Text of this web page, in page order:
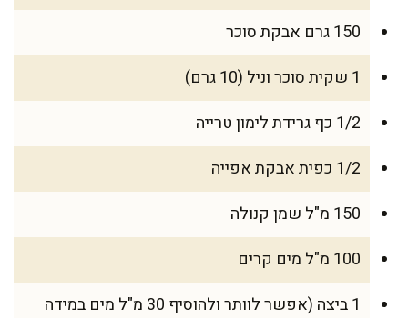
150 גרם אבקת סוכר
1 שקית סוכר וניל (10 גרם)
1/2 כף גרידת לימון טרייה
1/2 כפית אבקת אפייה
150 מ"ל שמן קנולה
100 מ"ל מים קרים
1 ביצה (אפשר לוותר ולהוסיף 30 מ"ל מים במידה